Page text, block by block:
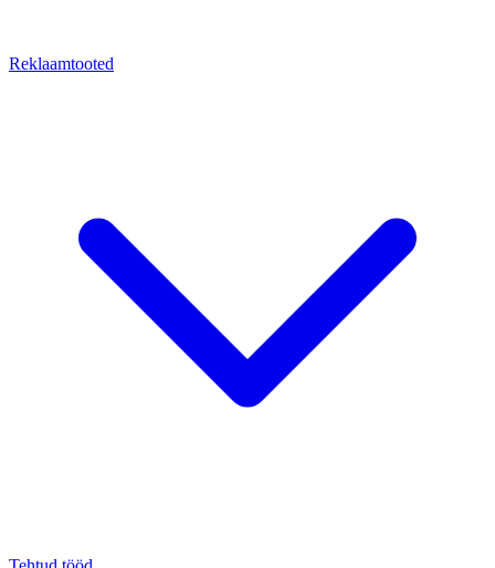
Reklaamtooted